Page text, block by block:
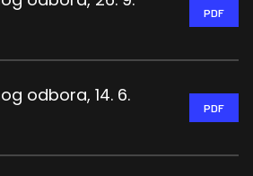
PDF
odbora, 14. 6.
PDF